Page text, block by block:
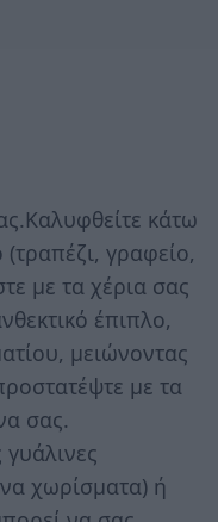
κάτω
γραφείο,
με τα χέρια σας
έπιπλο,
μειώνοντας
με τα
σας.
χωρίσματα) ή